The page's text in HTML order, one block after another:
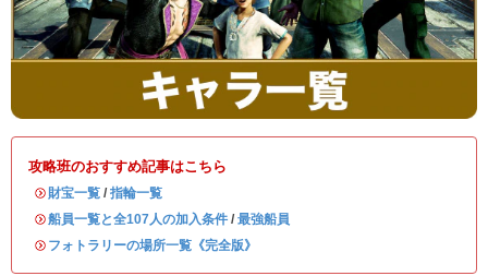
攻略班のおすすめ記事はこちら
・ 財宝一覧 / 指輪一覧
・船員一覧と全107人の加入条件 / 最強船員
・ フォトラリーの場所一覧《完全版》